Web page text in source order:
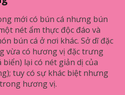
mới có bún cá nhưng bún
nét ẩm thực độc đáo và
bún cá ở nơi khác. Sở dĩ đặc
vừa có hương vị đặc trưng
biển) lại có nét giản dị của
tuy có sự khác biệt nhưng
hương vị.